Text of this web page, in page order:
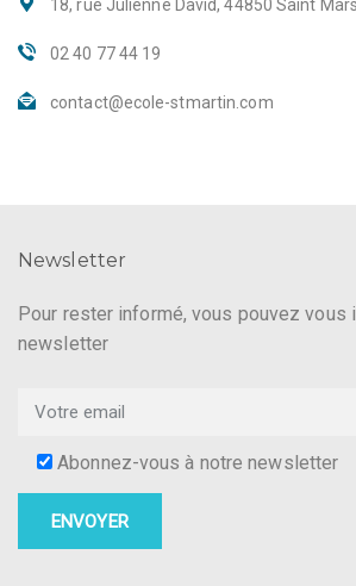
18, rue Julienne David, 44850 Saint
02 40 77 44 19
contact@ecole-stmartin.com
Newsletter
Pour rester informé, vous pouvez vous
newsletter
Abonnez-vous à notre newsletter